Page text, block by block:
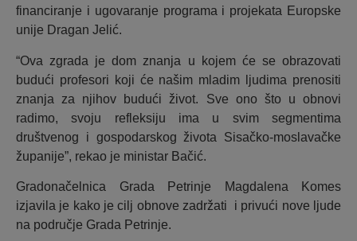
financiranje i ugovaranje programa i projekata Europske
unije Dragan Jelić.
“Ova zgrada je dom znanja u kojem će se obrazovati
budući profesori koji će našim mladim ljudima prenositi
znanja za njihov budući život. Sve ono što u obnovi
radimo, svoju refleksiju ima u svim segmentima
društvenog i gospodarskog života Sisačko-moslavačke
županije”, rekao je ministar Bačić.
Gradonačelnica Grada Petrinje Magdalena Komes
izjavila je kako je cilj obnove zadržati i privući nove ljude
na područje Grada Petrinje.